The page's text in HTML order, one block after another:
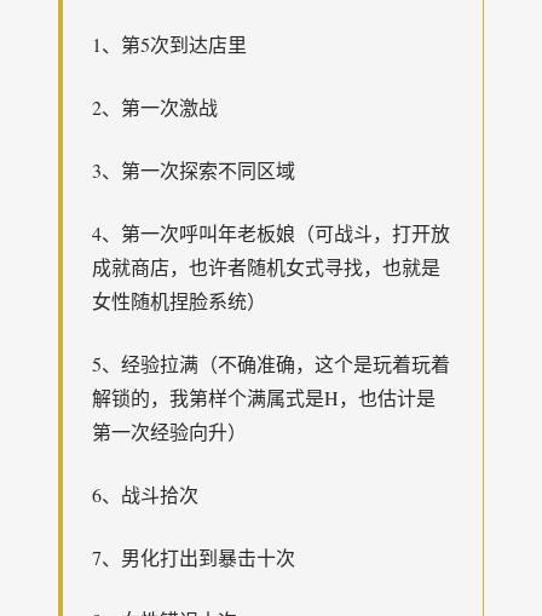
1、第5次到达店里
2、第一次激战
3、第一次探索不同区域
4、第一次呼叫年老板娘（可战斗，打开放
成就商店，也许者随机女式寻找，也就是
女性随机捏脸系统）
5、经验拉满（不确准确，这个是玩着玩着
解锁的，我第样个满属式是H，也估计是
第一次经验向升）
6、战斗拾次
7、男化打出到暴击十次